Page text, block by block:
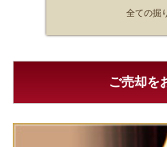
全ての掘
ご売却を